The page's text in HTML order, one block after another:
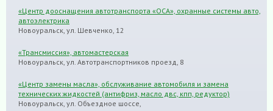
«Центр дооснащения автотранспорта «ОСА», охранные системы авто,
автоэлектрика
Новоуральск, ул. Шевченко, 12
«Трансмиссия», автомастерская
Новоуральск, ул. Автотранспортников проезд, 8
«Центр замены масла», обслуживание автомобиля и замена
технических жидкостей (антифриз, масло двс, кпп, редуктор)
Новоуральск, ул. Объездное шоссе,